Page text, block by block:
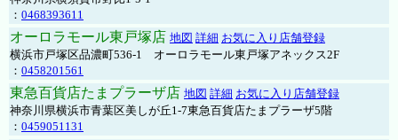
： 0468393611
オーロラモール東戸塚店 地図 詳細 お気に入り店舗登録
横浜市戸塚区品濃町536-1 オーロラモール東戸塚アネックス2F
： 0458201561
東急百貨店たまプラーザ店 地図 詳細 お気に入り店舗登録
神奈川県横浜市青葉区美しが丘1-7東急百貨店たまプラーザ5階
： 0459051131